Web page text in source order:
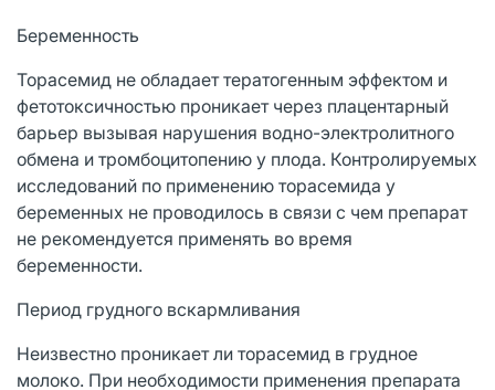
Беременность
Торасемид не обладает тератогенным эффектом и
фетотоксичностью проникает через плацентарный
барьер вызывая нарушения водно-электролитного
обмена и тромбоцитопению у плода. Контролируемых
исследований по применению торасемида у
беременных не проводилось в связи с чем препарат
не рекомендуется применять во время
беременности.
Период грудного вскармливания
Неизвестно проникает ли торасемид в грудное
молоко. При необходимости применения препарата